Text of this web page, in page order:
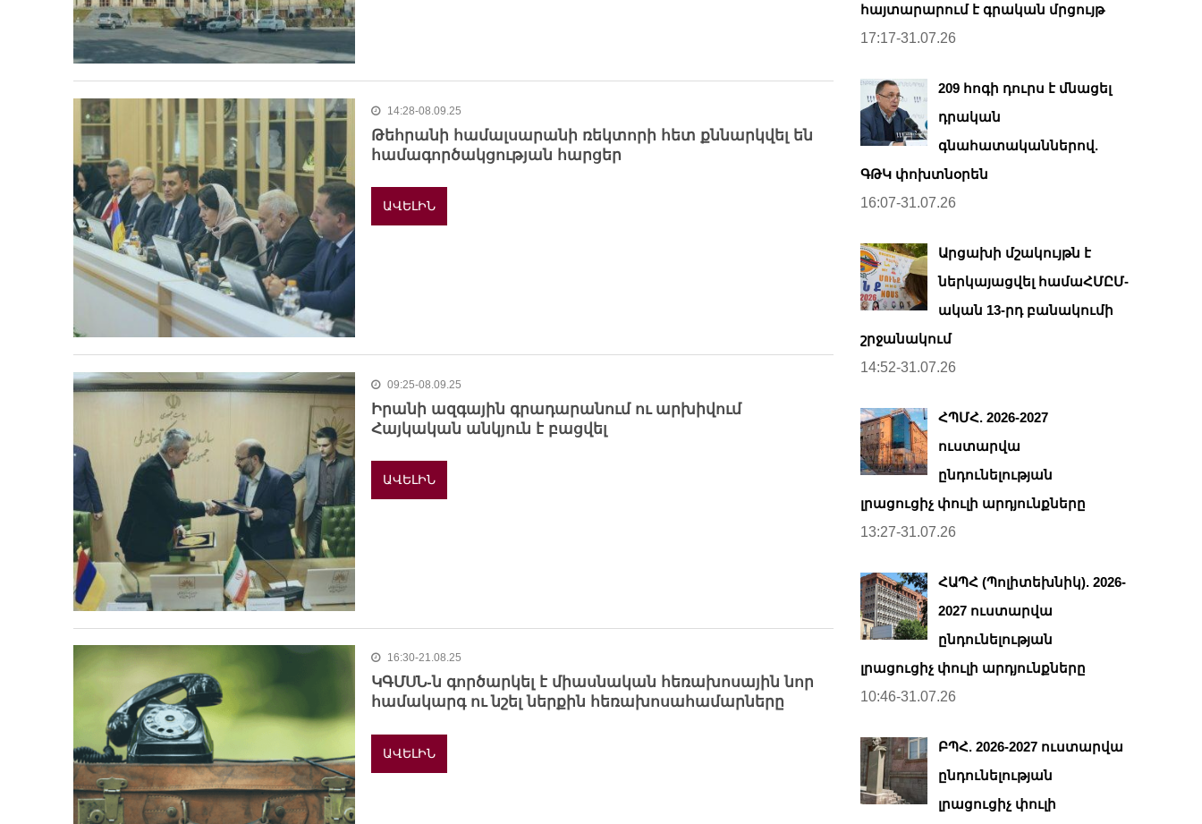
14:28-08.09.25
Թեհրանի համալսարանի ռեկտորի հետ քննարկվել են
համագործակցության հարցեր
ԱՎԵԼԻՆ
09:25-08.09.25
Իրանի ազգային գրադարանում ու արխիվում
Հայկական անկյուն է բացվել
ԱՎԵԼԻՆ
16:30-21.08.25
ԿԳՄՍՆ-ն գործարկել է միասնական հեռախոսային նոր
համակարգ ու նշել ներքին հեռախոսահամարները
ԱՎԵԼԻՆ
հայտարարում է գրական մրցույթ
17:17-31.07.26
209 հոգի դուրս է մնացել
դրական
գնահատականներով.
ԳԹԿ փոխտնօրեն
16:07-31.07.26
Արցախի մշակույթն է
ներկայացվել համաՀՄԸՄ-
ական 13-րդ բանակումի
շրջանակում
14:52-31.07.26
ՀՊՄՀ. 2026-2027
ուստարվա
ընդունելության
լրացուցիչ փուլի արդյունքները
13:27-31.07.26
ՀԱՊՀ (Պոլիտեխնիկ). 2026-
2027 ուստարվա
ընդունելության
լրացուցիչ փուլի արդյունքները
10:46-31.07.26
ԲՊՀ. 2026-2027 ուստարվա
ընդունելության
լրացուցիչ փուլի